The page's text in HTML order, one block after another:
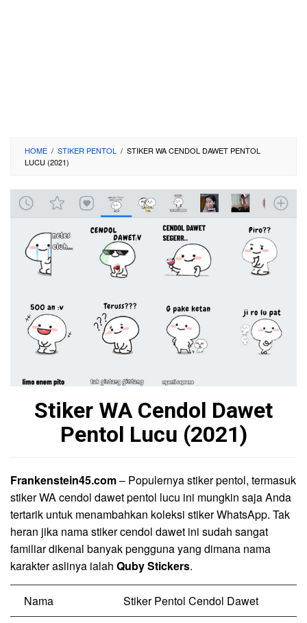
HOME / STIKER PENTOL / STIKER WA CENDOL DAWET PENTOL
LUCU (2021)
Stiker WA Cendol Dawet
Pentol Lucu (2021)
Frankenstein45.com– Populernya stiker pentol, termasuk
stiker WA cendol dawet pentol lucu ini mungkin saja Anda
tertarik untuk menambahkan koleksi stiker WhatsApp. Tak
heran jika nama stiker cendol dawet ini sudah sangat
familiar dikenal banyak pengguna yang dimana nama
karakter aslinya ialah Quby Stickers.
Nama
Stiker Pentol Cendol Dawet